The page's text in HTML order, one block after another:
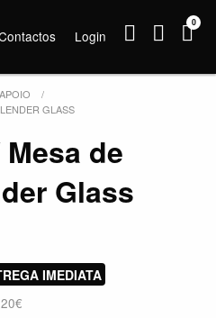
Login
0
GLASS
de
Glass
IMEDIATA